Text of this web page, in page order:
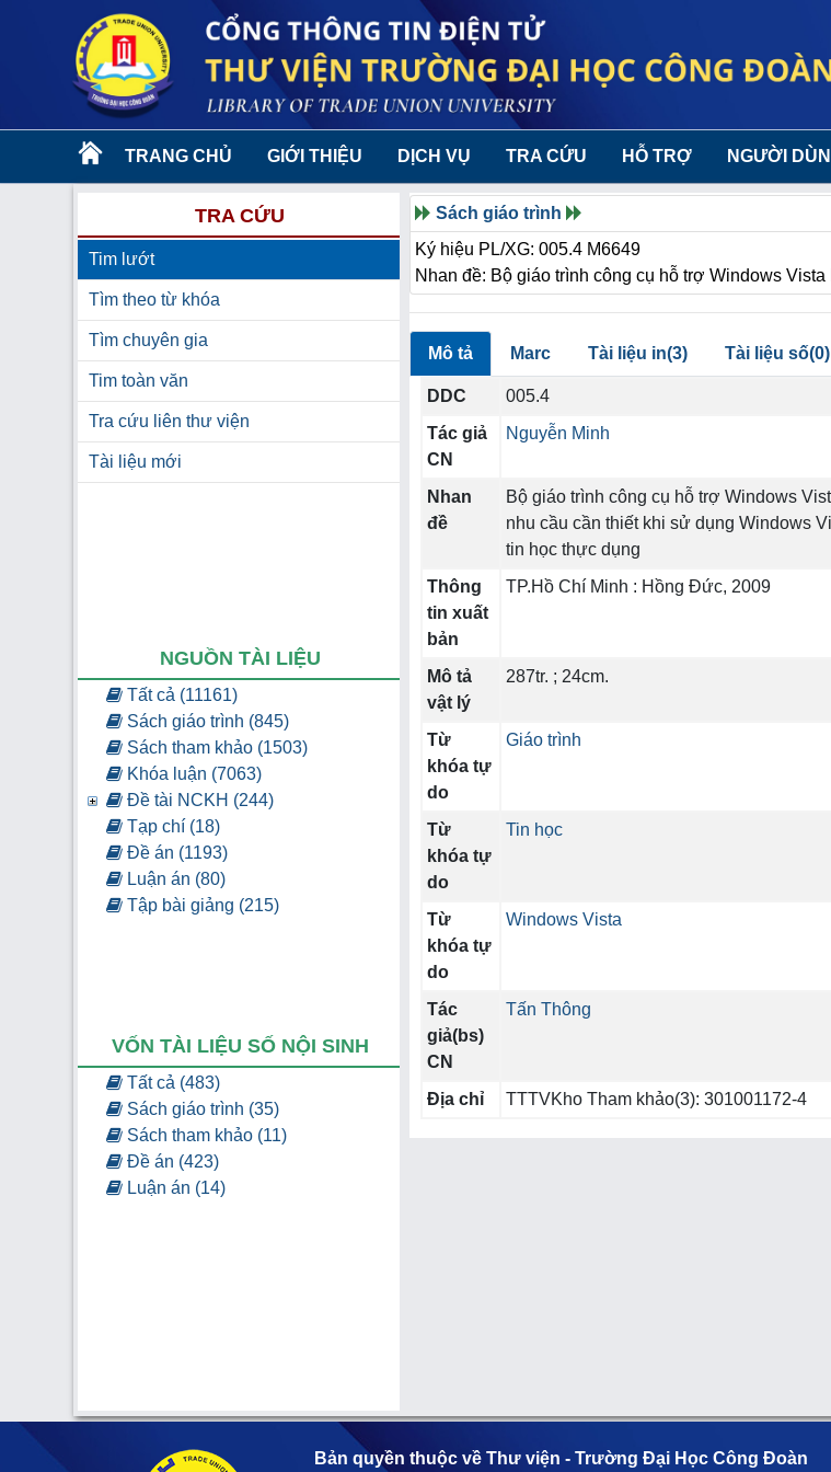
TRANG CHỦ GIỚI THIỆU DỊCH VỤ TRA CỨU HỖ TRỢ NGƯỜI
TRA CỨU
Tim lướt
Tìm theo từ khóa
Tìm chuyên gia
Tim toàn văn
Tra cứu liên thư viện
Tài liệu mới
NGUỒN TÀI LIỆU
Tất cả (11161)
Sách giáo trình (845)
Sách tham khảo (1503)
Khóa luận (7063)
Đề tài NCKH (244)
Tạp chí (18)
Đề án (1193)
Luận án (80)
Tập bài giảng (215)
VỐN TÀI LIỆU SỐ NỘI SINH
Tất cả (483)
Sách giáo trình (35)
Sách tham khảo (11)
Đề án (423)
Luận án (14)
Sách giáo trình
Ký hiệu PL/XG: 005.4 M6649
Nhan đề: Bộ giáo trình công cụ hỗ trợ Windows Vista
Mô tả Marc Tài liệu in(3) Tài liệu số(0)
DDC
005.4
Tác giả
CN
Nguyễn Minh
Nhan
đề
Bộ giáo trình công cụ hỗ trợ Windows
nhu cầu cần thiết khi sử dụng Windows
tin học thực dụng
Thông
tin xuất
bản
TP.Hồ Chí Minh : Hồng Đức, 2009
Mô tả
vật lý
287tr. ; 24cm.
Từ
khóa tự
do
Giáo trình
Từ
khóa tự
do
Tin học
Từ
khóa tự
do
Windows Vista
Tác
giả(bs)
CN
Tấn Thông
Địa chỉ TTTVKho Tham khảo(3): 301001172-4
Bản quyền thuộc về Thư viện - Trường Đại Học Công Đoàn